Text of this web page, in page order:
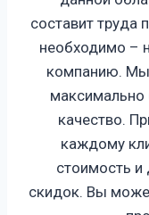
составит труда
необходимо –
компанию. Мы
максимально
качество.
каждому
стоимость и
скидок. Вы